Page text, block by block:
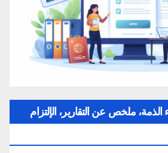
الذمة، ملخص عن التقارير، الإلتزام